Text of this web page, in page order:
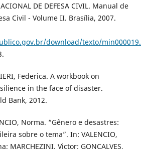
DE DEFESA CIVIL. Manual de
Civil - Volume II. Brasília, 2007.
download/texto/
Federica. A workbook on
in the face of disaster.
Bank, 2012.
Norma. “Gênero e desastres:
sobre o tema”. In: VALENCIO,
MARCHEZINI, Victor; GONÇALVES,